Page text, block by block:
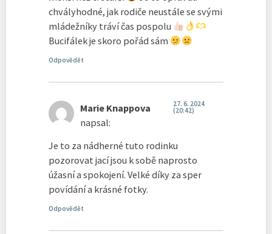
chvályhodné, jak rodiče neustále se svými
mládežníky tráví čas pospolu
Bucifálek je skoro pořád sám
Odpovědět
Marie Knappova
napsal:
27. 6. 2024
(20:42)
Je to za nádherné tuto rodinku
pozorovat jací jsou k sobě naprosto
úžasní a spokojení. Velké díky za sper
povídání a krásné fotky.
Odpovědět